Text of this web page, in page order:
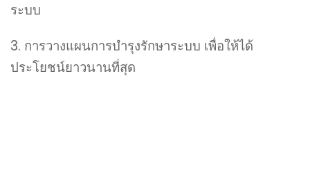
ระบบ
3. การวางแผนการบำรุงรักษาระบบ เพื่อให้ได้
ประโยชน์ยาวนานที่สุด